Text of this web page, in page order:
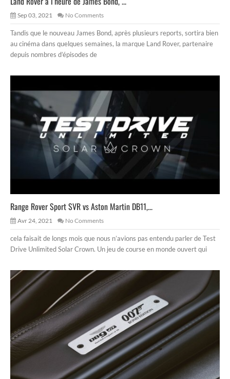
Sep 03, 2021 No Comments
Tandis que le nouveau James Bond, après plusieurs reports, sortira bien
au cinéma dans quelques semaines, la marque Land Rover, partenaire
depuis nombres d’épisodes de
Range Rover Sport SVR vs Aston Martin DB11,...
Avr 24, 2021 No Comments
cela faisait de longs mois que nous n’avions pas entendu parler de Test
Drive Unlimited Solar Crown. Un jeu de course en monde ouvert qui